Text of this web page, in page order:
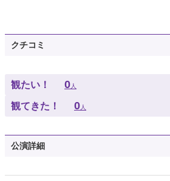
クチコミ
観たい！ 0人
観てきた！ 0人
公演詳細